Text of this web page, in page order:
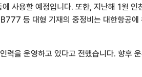
사용할 예정입니다. 또한, 지난해 1월
등 대형 기재의 중정비는 대한항공
을 운영하고 있다고 전했습니다. 향후